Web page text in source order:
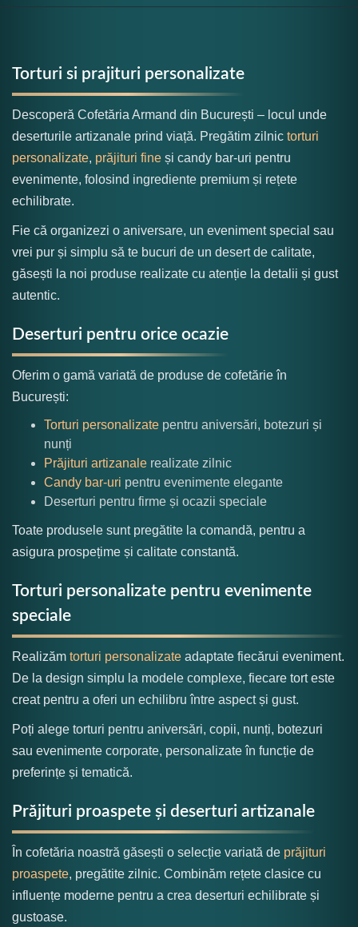
Torturi si prajituri personalizate
Descoperă Cofetăria Armand din București – locul unde
deserturile artizanale prind viață. Pregătim zilnic torturi
personalizate, prăjituri fine și candy bar-uri pentru
evenimente, folosind ingrediente premium și rețete
echilibrate.
Fie că organizezi o aniversare, un eveniment special sau
vrei pur și simplu să te bucuri de un desert de calitate,
găsești la noi produse realizate cu atenție la detalii și gust
autentic.
Deserturi pentru orice ocazie
Oferim o gamă variată de produse de cofetărie în
București:
Torturi personalizate pentru aniversări, botezuri și
nunți
Prăjituri artizanale realizate zilnic
Candy bar-uri pentru evenimente elegante
Deserturi pentru firme și ocazii speciale
Toate produsele sunt pregătite la comandă, pentru a
asigura prospețime și calitate constantă.
Torturi personalizate pentru evenimente
speciale
Realizăm torturi personalizate adaptate fiecărui eveniment.
De la design simplu la modele complexe, fiecare tort este
creat pentru a oferi un echilibru între aspect și gust.
Poți alege torturi pentru aniversări, copii, nunți, botezuri
sau evenimente corporate, personalizate în funcție de
preferințe și tematică.
Prăjituri proaspete și deserturi artizanale
În cofetăria noastră găsești o selecție variată de prăjituri
proaspete, pregătite zilnic. Combinăm rețete clasice cu
influențe moderne pentru a crea deserturi echilibrate și
gustoase.